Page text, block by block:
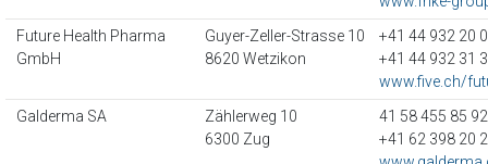
Future Health Pharma
GmbH
Guyer-Zeller-Strasse 10
8620 Wetzikon
+41 44 932 20
+41 44 932 31
www.five.ch/
Galderma SA
Zählerweg 10
6300 Zug
41 58 455 85 92
+41 62 398 20